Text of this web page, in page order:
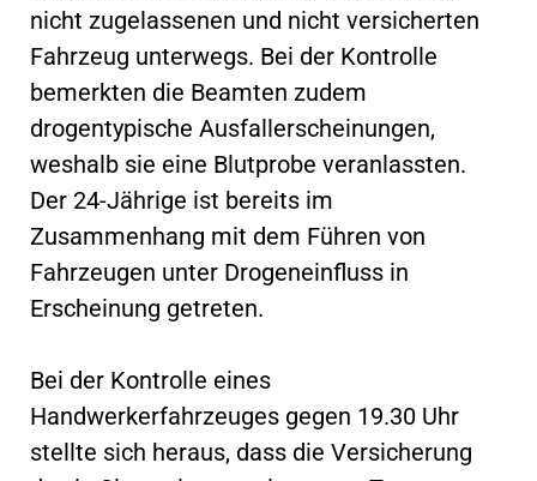
nicht zugelassenen und nicht versicherten
Fahrzeug unterwegs. Bei der Kontrolle
bemerkten die Beamten zudem
drogentypische Ausfallerscheinungen,
weshalb sie eine Blutprobe veranlassten.
Der 24-Jährige ist bereits im
Zusammenhang mit dem Führen von
Fahrzeugen unter Drogeneinfluss in
Erscheinung getreten.
Bei der Kontrolle eines
Handwerkerfahrzeuges gegen 19.30 Uhr
stellte sich heraus, dass die Versicherung